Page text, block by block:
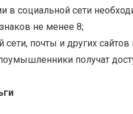
в социальной сети
не менее 8;
сети, почты и других
получат